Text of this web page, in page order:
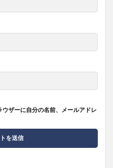
ザーに自分の名前、メールアドレ